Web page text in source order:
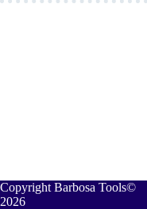
Copyright Barbosa Tools©
2026